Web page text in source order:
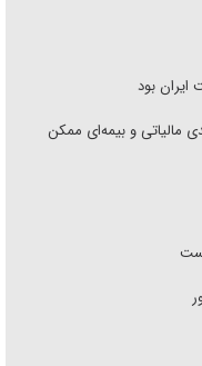
بود
مالیاتی و بیمه‌ای ممکن